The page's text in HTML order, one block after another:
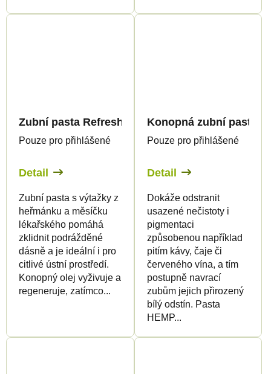
Zubní pasta Refreshing s konopným a
Pouze pro přihlášené
Detail
Zubní pasta s výtažky z
heřmánku a měsíčku
lékařského pomáhá
zklidnit podrážděné
dásně a je ideální i pro
citlivé ústní prostředí.
Konopný olej vyživuje a
regeneruje, zatímco...
Konopná zubní pasta
Pouze pro přihlášené
Detail
Dokáže odstranit
usazené nečistoty i
pigmentaci
způsobenou například
pitím kávy, čaje či
červeného vína, a tím
postupně navrací
zubům jejich přirozený
bílý odstín. Pasta
HEMP...